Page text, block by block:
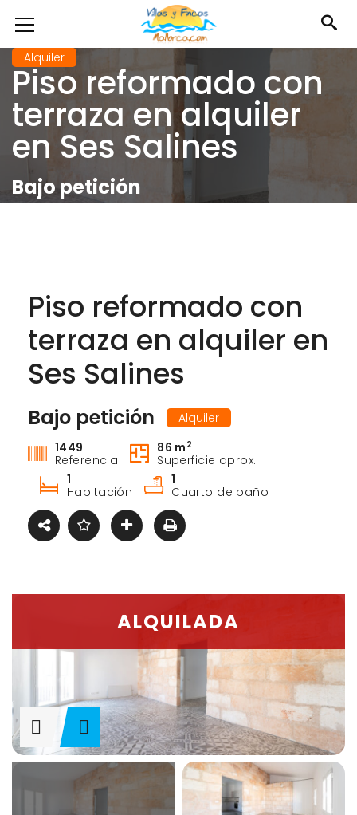
Alquiler
Piso reformado con
terraza en alquiler
en Ses Salines
Bajo petición
Piso reformado con
terraza en alquiler en
Ses Salines
Bajo petición
Alquiler
1449
Referencia
86 m 2
Superficie aprox.
1
Habitación
1
Cuarto de baño
ALQUILADA